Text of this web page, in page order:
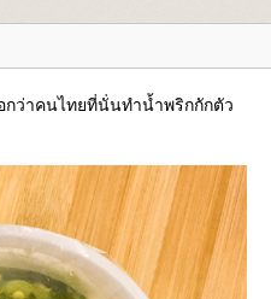
กว่าคนไทยที่นั่นทำน้ำพริกกักตัว